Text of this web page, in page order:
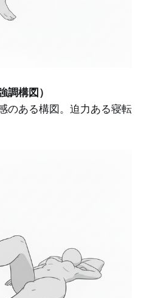
調構図）
のある構図。迫力ある寝転